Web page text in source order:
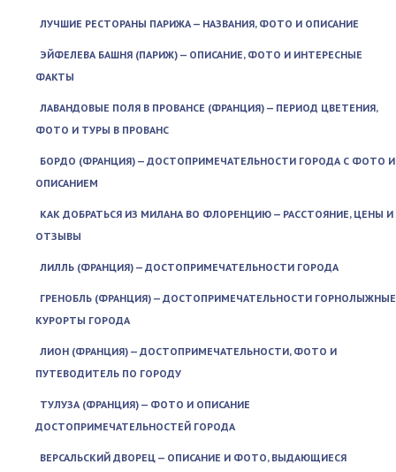
ЛУЧШИЕ РЕСТОРАНЫ ПАРИЖА — НАЗВАНИЯ, ФОТО И ОПИСАНИЕ
ЭЙФЕЛЕВА БАШНЯ (ПАРИЖ) — ОПИСАНИЕ, ФОТО И ИНТЕРЕСНЫЕ
ФАКТЫ
ЛАВАНДОВЫЕ ПОЛЯ В ПРОВАНСЕ (ФРАНЦИЯ) — ПЕРИОД ЦВЕТЕНИЯ,
ФОТО И ТУРЫ В ПРОВАНС
БОРДО (ФРАНЦИЯ) — ДОСТОПРИМЕЧАТЕЛЬНОСТИ ГОРОДА С ФОТО И
ОПИСАНИЕМ
КАК ДОБРАТЬСЯ ИЗ МИЛАНА ВО ФЛОРЕНЦИЮ — РАССТОЯНИЕ, ЦЕНЫ И
ОТЗЫВЫ
ЛИЛЛЬ (ФРАНЦИЯ) — ДОСТОПРИМЕЧАТЕЛЬНОСТИ ГОРОДА
ГРЕНОБЛЬ (ФРАНЦИЯ) — ДОСТОПРИМЕЧАТЕЛЬНОСТИ ГОРНОЛЫЖНЫЕ
КУРОРТЫ ГОРОДА
ЛИОН (ФРАНЦИЯ) — ДОСТОПРИМЕЧАТЕЛЬНОСТИ, ФОТО И
ПУТЕВОДИТЕЛЬ ПО ГОРОДУ
ТУЛУЗА (ФРАНЦИЯ) — ФОТО И ОПИСАНИЕ
ДОСТОПРИМЕЧАТЕЛЬНОСТЕЙ ГОРОДА
ВЕРСАЛЬСКИЙ ДВОРЕЦ — ОПИСАНИЕ И ФОТО, ВЫДАЮЩИЕСЯ